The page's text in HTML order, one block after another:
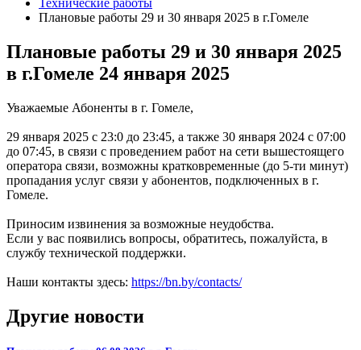
Технические работы
Плановые работы 29 и 30 января 2025 в г.Гомеле
Плановые работы 29 и 30 января 2025
в г.Гомеле 24 января 2025
Уважаемые Абоненты в г. Гомеле,
29 января 2025 с 23:0 до 23:45, а также 30 января 2024 с 07:00
до 07:45, в связи с проведением работ на сети вышестоящего
оператора связи, возможны кратковременные (до 5-ти минут)
пропадания услуг связи у абонентов, подключенных в г.
Гомеле.
Приносим извинения за возможные неудобства.
Если у вас появились вопросы, обратитесь, пожалуйста, в
службу технической поддержки.
Наши контакты здесь: https://bn.by/contacts/
Другие новости